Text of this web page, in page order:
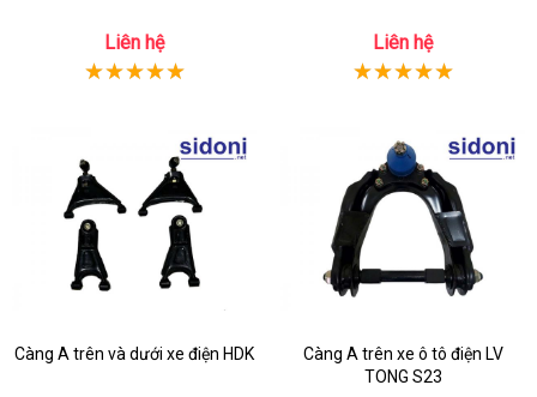
Liên hệ Liên hệ
Càng A trên và dưới xe điện HDK
Càng A trên xe ô tô điện LV
TONG S23